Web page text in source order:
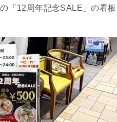
「12周年記念SALE」の看板